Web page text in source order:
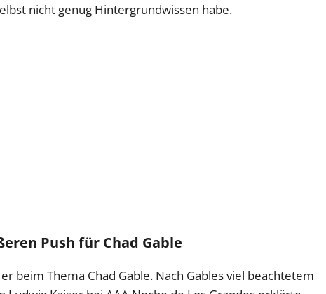
nicht genug Hintergrundwissen habe.
Push für Chad Gable
beim Thema Chad Gable. Nach Gables viel beachtetem